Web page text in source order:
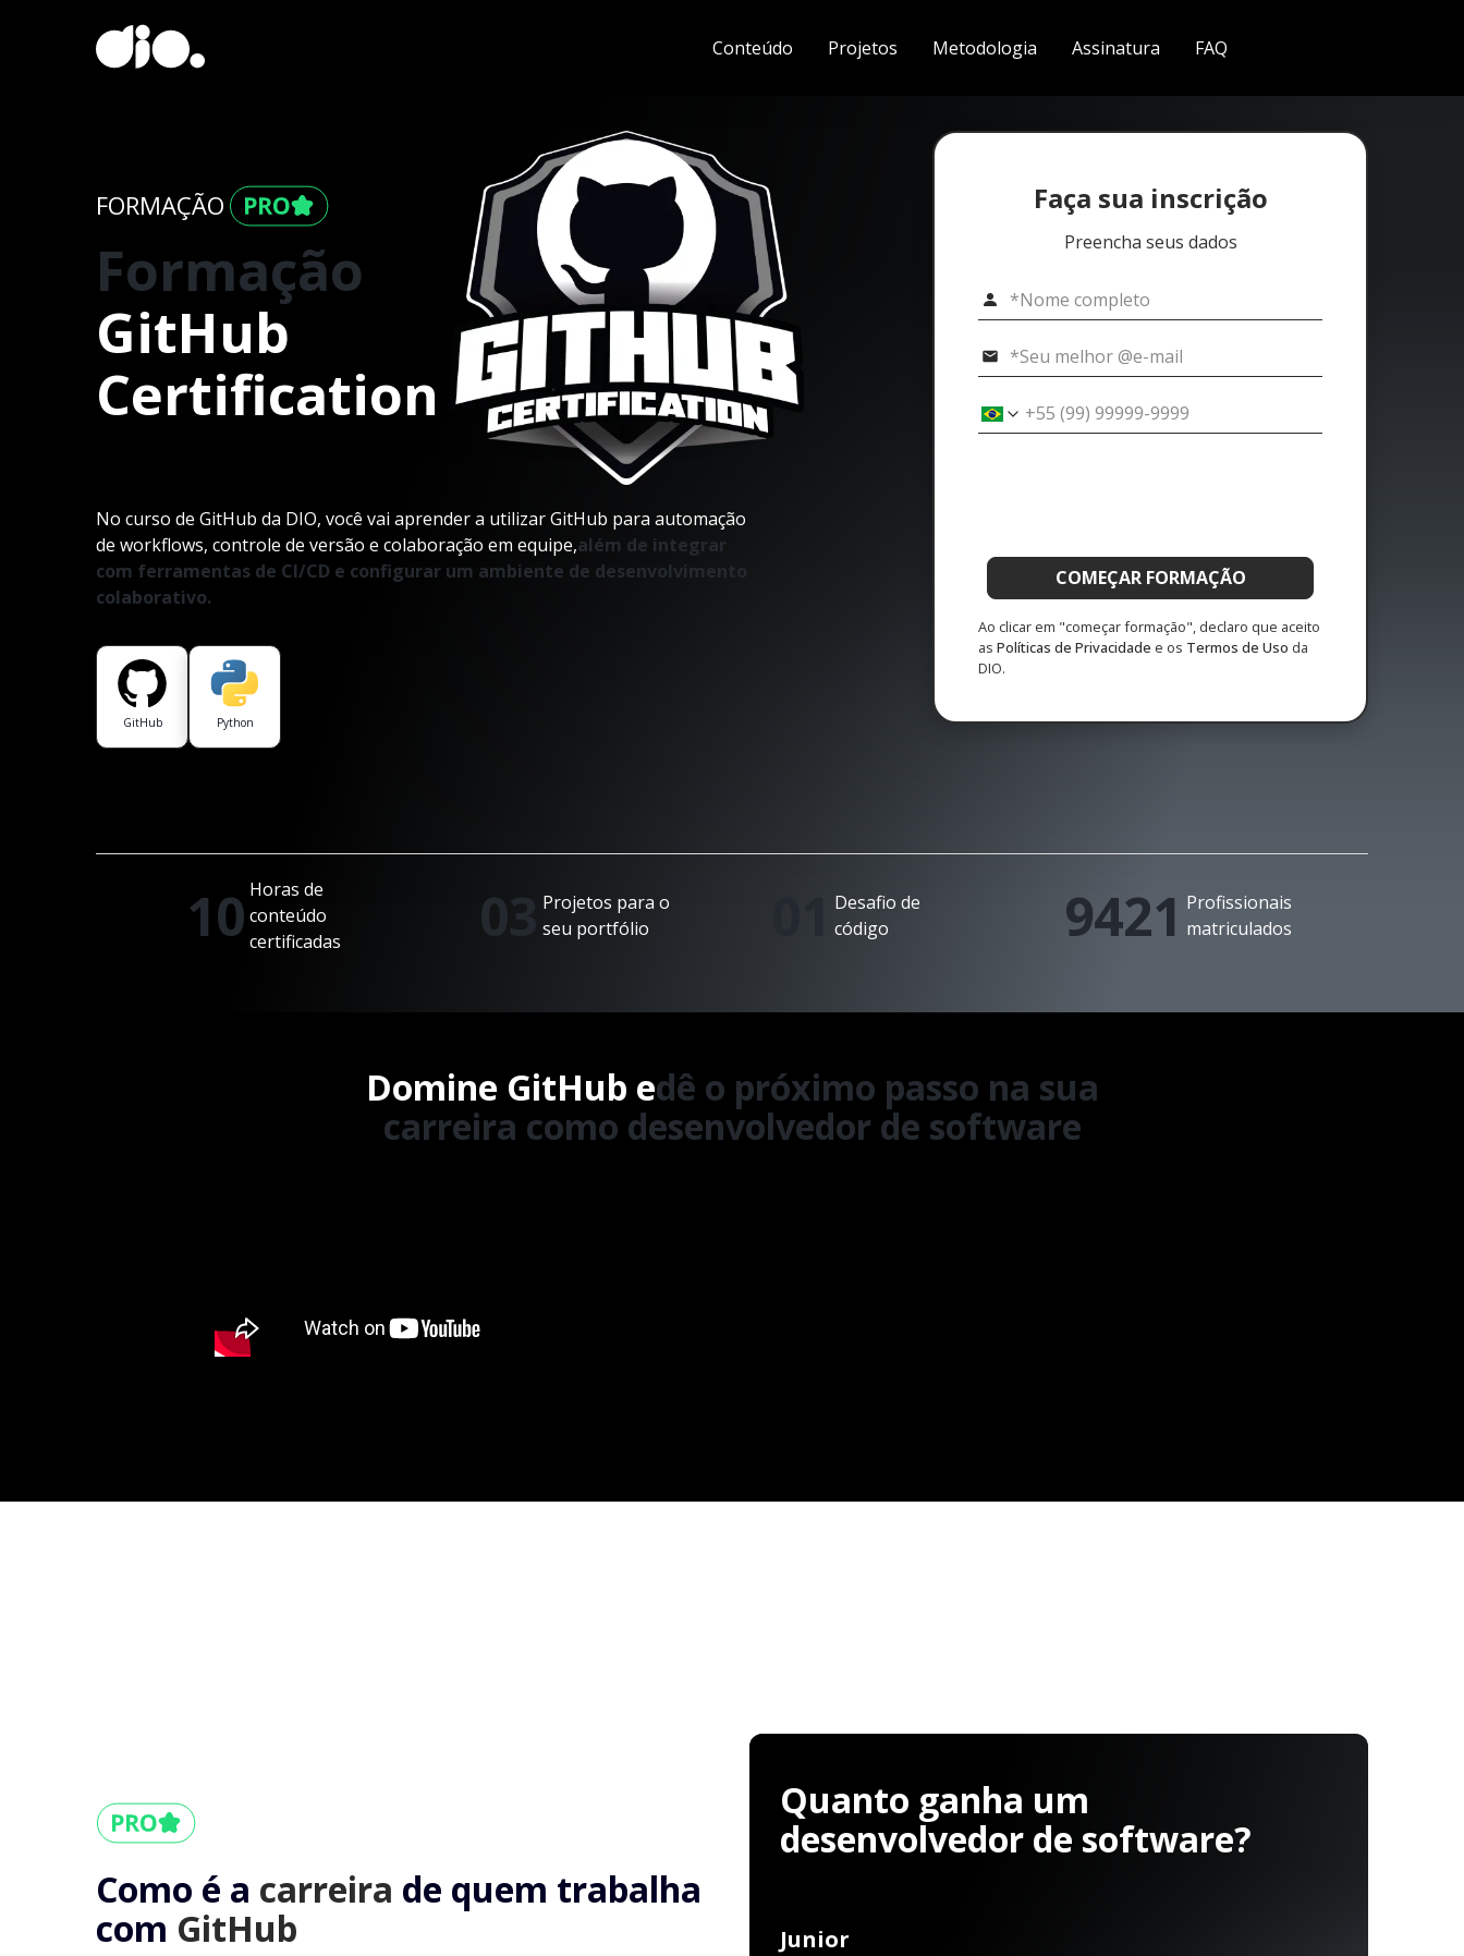
Conteúdo Projetos Metodologia Assinatura FAQ
FORMAÇÃO
Formação
GitHub
Certification
No curso de GitHub da DIO, você vai aprender a utilizar GitHub para automação
de workflows, controle de versão e colaboração em equipe,além de integrar
com ferramentas de CI/CD e configurar um ambiente de desenvolvimento
colaborativo.
GitHub Python
Faça sua inscrição
Preencha seus dados
COMEÇAR FORMAÇÃO
Ao clicar em "começar formação", declaro que aceito
as Políticas de Privacidade e os Termos de Uso da
DIO.
10 Horas de
conteúdo
certificadas
03 Projetos para o
seu portfólio
Desafio de
código
9421 Profissionais
matriculados
Domine GitHub edê o próximo passo na sua
carreira como desenvolvedor de software
Como é a carreira de quem trabalha
com GitHub
Quanto ganha um
desenvolvedor de software?
Junior